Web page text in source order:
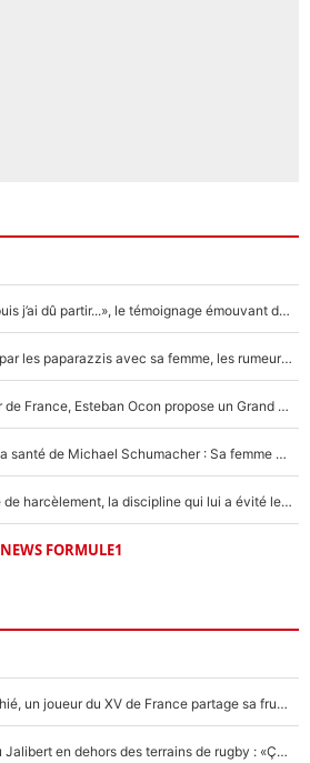
F1 : « Je lui ai fait un câlin, puis j’ai dû partir...», le témoignage émouvant de Max Verstappen sur sa fille
F1 : Charles Leclerc surpris par les paparazzis avec sa femme, les rumeurs étaient vraies !
Comme pour le final du Tour de France, Esteban Ocon propose un Grand Prix de Formule 1 à Paris : «Autour de l’Arc de Triomphe, ce serait génial» !
Nouvelle rumeur autour de la santé de Michael Schumacher : Sa femme Corinna sort du silence
F1 - Lewis Hamilton victime de harcèlement, la discipline qui lui a évité le pire : «J'aurais probablement mal tourné»
NEWS FORMULE1
Mis de côté par Fabien Galthié, un joueur du XV de France partage sa frustration : «ils ne me l’ont pas dit tout de suite»
La raison d'être de Matthieu Jalibert en dehors des terrains de rugby : «Ça m'atteint autant que si tu touches à un membre de ma famille»